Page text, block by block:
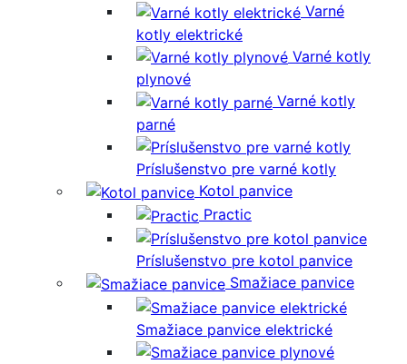
Varné
kotly elektrické
Varné kotly
plynové
Varné kotly
parné
Príslušenstvo pre varné kotly
Kotol panvice
Practic
Príslušenstvo pre kotol panvice
Smažiace panvice
Smažiace panvice elektrické